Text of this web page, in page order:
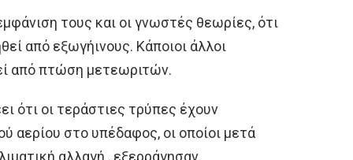
τους και οι γνωστές θεωρίες, ότι
από εξωγήινους. Κάποιοι άλλοι
από πτώση μετεωριτών.
ότι οι τεράστιες τρύπες έχουν
αερίου στο υπέδαφος, οι οποίοι μετά
αλλαγή , εξερράγησαν.